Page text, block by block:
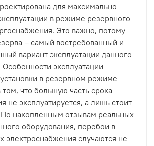
для максимально
в режиме резервного
Это важно, потому
– самый востребованный и
вариант эксплуатации данного
эксплуатации
в резервном режиме
что большую часть срока
не эксплуатируется, а лишь стоит
По накопленным отзывам реальных
оборудования, перебои в
электроснабжения случаются не